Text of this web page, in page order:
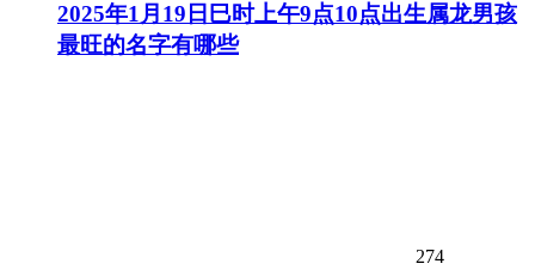
2025年1月19日巳时上午9点10点出生属龙男孩
最旺的名字有哪些
274